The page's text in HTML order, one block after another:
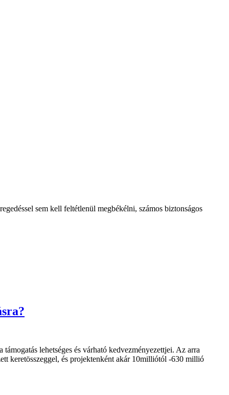
sem kell feltétlenül megbékélni, számos biztonságos
lehetséges és várható kedvezményezettjei. Az arra
keretösszeggel, és projektenként akár 10milliótól -630 millió